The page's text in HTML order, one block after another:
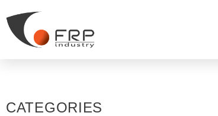
CATEGORIES